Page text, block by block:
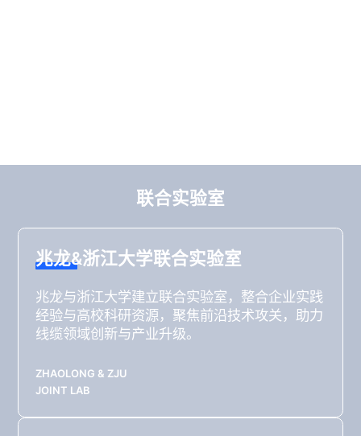
联合实验室
兆龙&浙江大学联合实验室
兆龙与浙江大学建立联合实验室，整合企业实践
经验与高校科研资源，聚焦前沿技术攻关，助力
线缆领域创新与产业升级。
ZHAOLONG & ZJU
JOINT LAB